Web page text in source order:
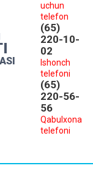
uchun
telefon
(65)
220-10-
02
Ishonch
telefoni
(65)
220-56-
56
Qabulxona
telefoni